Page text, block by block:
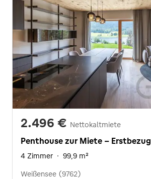
2.496 € Nettokaltmiete
Penthouse zur Miete - Erstbezug
4 Zimmer · 99,9 m²
Weißensee (9762)